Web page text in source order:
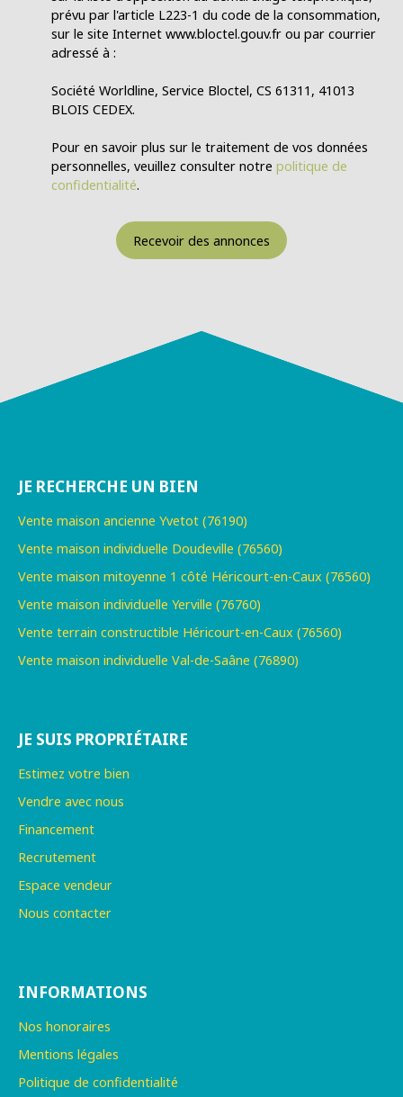
prévu par l'article L223-1 du code de la consommation,
sur le site Internet www.bloctel.gouv.fr ou par courrier
adressé à :
Société Worldline, Service Bloctel, CS 61311, 41013
BLOIS CEDEX.
Pour en savoir plus sur le traitement de vos données
personnelles, veuillez consulter notre politique de
confidentialité.
Recevoir des annonces
JE RECHERCHE UN BIEN
Vente maison ancienne Yvetot (76190)
Vente maison individuelle Doudeville (76560)
Vente maison mitoyenne 1 côté Héricourt-en-Caux (76560)
Vente maison individuelle Yerville (76760)
Vente terrain constructible Héricourt-en-Caux (76560)
Vente maison individuelle Val-de-Saâne (76890)
JE SUIS PROPRIÉTAIRE
Estimez votre bien
Vendre avec nous
Financement
Recrutement
Espace vendeur
Nous contacter
INFORMATIONS
Nos honoraires
Mentions légales
Politique de confidentialité